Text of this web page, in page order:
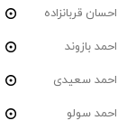
احسان قربانزاده
احمد بازوند
احمد سعیدی
احمد سولو